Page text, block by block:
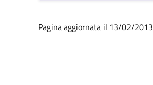
Pagina aggiornata il 13/02/2013